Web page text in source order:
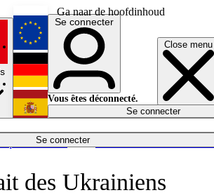
Ga naar de hoofdinhoud
Close menu
Se connecter
Économie
English
Deutsch
Español
Se connecter
Vous êtes déconnecté.
Se connecter
des Ukrainiens